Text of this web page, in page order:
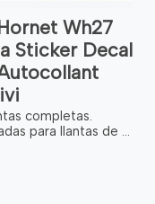
Wh27
Sticker Decal
completas.
para llantas de ...